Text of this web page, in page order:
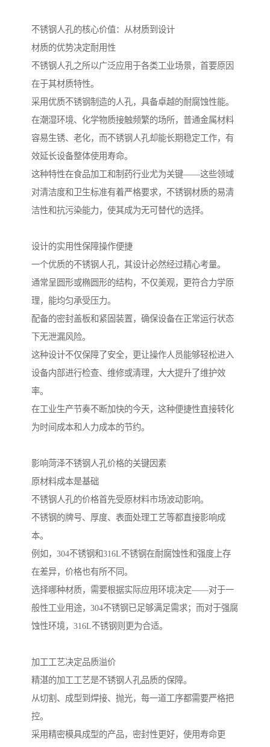
不锈钢人孔的核心价值：从材质到设计
材质的优势决定耐用性
不锈钢人孔之所以广泛应用于各类工业场景，首要原因
在于其材质特性。
采用优质不锈钢制造的人孔，具备卓越的耐腐蚀性能。
在潮湿环境、化学物质接触频繁的场所，普通金属材料
容易生锈、老化，而不锈钢人孔却能长期稳定工作，有
效延长设备整体使用寿命。
这种特性在食品加工和制药行业尤为关键——这些领域
对清洁度和卫生标准有着严格要求，不锈钢材质的易清
洁性和抗污染能力，使其成为无可替代的选择。
设计的实用性保障操作便捷
一个优质的不锈钢人孔，其设计必然经过精心考量。
通常呈圆形或椭圆形的结构，不仅美观，更符合力学原
理，能均匀承受压力。
配备的密封盖板和紧固装置，确保设备在正常运行状态
下无泄漏风险。
这种设计不仅保障了安全，更让操作人员能够轻松进入
设备内部进行检查、维修或清理，大大提升了维护效
率。
在工业生产节奏不断加快的今天，这种便捷性直接转化
为时间成本和人力成本的节约。
影响菏泽不锈钢人孔价格的关键因素
原材料成本是基础
不锈钢人孔的价格首先受原材料市场波动影响。
不锈钢的牌号、厚度、表面处理工艺等都直接影响成
本。
例如，304不锈钢和316L不锈钢在耐腐蚀性和强度上存
在差异，价格也有所不同。
选择哪种材质，需要根据实际应用环境决定——对于一
般性工业用途，304不锈钢已足够满足需求；而对于强腐
蚀性环境，316L不锈钢则更为合适。
加工工艺决定品质溢价
精湛的加工工艺是不锈钢人孔品质的保障。
从切割、成型到焊接、抛光，每一道工序都需要严格把
控。
采用精密模具成型的产品，密封性更好，使用寿命更